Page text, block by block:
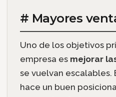
# Mayores
Uno de los objetivos
empresa es mejorar
se vuelvan escalables.
hace un buen